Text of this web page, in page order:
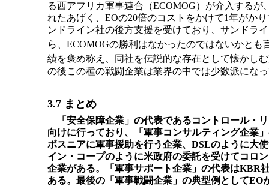
る西アフリカ軍事連合（ECOMOG）が介入する
れたあげく、EOの20倍のコストをかけて1年がか
ンドライン社の後方支援を受けており、サンドラ
ら、ECOMOGの勝利はなかったのではないかとも
績を褒め称え、同社を伝説的な存在として懐かし
の後この種の戦闘企業は業界の中では少数派にな
3.7 まとめ
「安全保障企業」の代表であるコントロール・
向けに行っており、「軍事コンサルティング企業
ボスニアに軍事援助を行う企業、DSLのように大
イン・コープのように米政府の委託を受けてコロ
企業がある。「軍事サポート企業」の代表はKBR
ある。最後の「軍事戦闘企業」の典型例として